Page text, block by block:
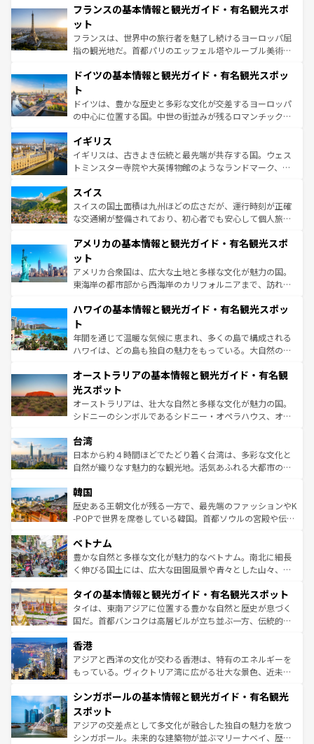
なお、新着のイタリア情報はコンテンツ一覧を参照してほ
しい。
文化が根付くこの国では、情熱的なフラメンコ、熱気あふ
れる闘牛、そして美味しいタパスが生活の一部となってい
る。首都マドリードの洗練された雰囲気や、バルセロナの
アートに溢れた街角から、地方では古代ローマ遺跡や中世
せる。地方によって風土や気候が異なるスペインはその個
ンテンツ一覧 を参照してほしい。
フランスの基本情報と観光ガイド・有名観光スポ
ット
フランスは、世界中の旅行者を魅了し続けるヨーロッパ屈
指の観光地だ。首都パリのエッフェル塔やルーブル美術館
で、幅広い魅力が詰まっている。華麗な宮殿、歴史的な大
聖堂、美しいビーチ、そして豊かな自然が、訪れる者を心
から魅了する。また、フランスは美食の国としても知ら
れ、フランス料理はユネスコ無形文化遺産にも登録されて
香り高いラベンダー畑など、多彩な楽しみ方が可能だ。さ
らに、パリ以外の地域にも魅力が溢れており、どの街角に
も豊かな歴史と文化が息づいている。パリ以外の個性あふ
を参照してほしい。
ドイツの基本情報と観光ガイド・有名観光スポッ
ト
ドイツは、豊かな歴史と多彩な文化が交差するヨーロッパ
の中心に位置する国。中世の街並みが残るロマンチック街
顔を持つこの国は、どこを歩いても飽きることがない。ベ
ルリンの文化的活気、バイエルン州のアルプスの絶景、そ
してライン川沿いのワイン畑といった風景は必見。ビール
は、お酒好きな人にはぜひ体験してほしい。 なお、新着の
ドイツ情報はコンテンツ一覧を参照してほしい。
イギリス
イギリスは、古きよき伝統と最先端が共存する国。ウェス
トミンスター寺院や大英博物館のようなランドマーク、歴
リアごとに異なる魅力がある。また、優雅なアフタヌーン
ティー、ビール好きにはたまらない英国パブ、サッカー観
戦など、本場だからこそできる体験も豊富。イギリスを旅
ンツ一覧を参照してほしい。
スイス
スイスの国土面積は九州ほどの広さだが、運行時刻が正確
な交通網が整備されており、初心者でも安心して個人旅行
の建物がそのまま残る町や、スイスならではのユニークな
博物館もあり、アルプス観光だけでなく町歩きも満喫する
ことができる。国民の所得が高いため物価も高いが、旅行
者向けの交通パス提供のサービスもあり、うまく活用すれ
着のスイス情報はコンテンツ一覧を参照してほしい。
アメリカの基本情報と観光ガイド・有名観光スポ
ット
アメリカ合衆国は、広大な土地と多様な文化が魅力の国。
東海岸の都市部から西海岸のカリフォルニアまで、訪れる
のような巨大都市は、観光、ショッピング、エンターテイ
ンメントが詰まった刺激的なスポットだ。一方、アメリカ
西部には大自然が広がり、グランドキャニオンやイエロー
ストーン国立公園といった絶景が堪能できる。さらに、南
文化が魅力。旅行者はアメリカの各地域で異なる魅力を楽
しみながら、その多様性と豊かな歴史を感じることができ
るだろう。車でのロードトリップや列車の旅も、アメリカ
ならではの贅沢な旅のスタイルだ。 なお、新着のアメリカ
情報は コンテンツ一覧 を参照してほしい。
ハワイの基本情報と観光ガイド・有名観光スポッ
ト
年間を通じて温暖な気候に恵まれ、多くの島で構成される
ハワイは、どの島も独自の魅力をもっている。大自然の神
ワイ島は見逃せない。また、定番の観光地といえばオアフ
島だが、静かな自然を求めるならマウイ島やカウアイ島が
おすすめ。エメラルドグリーンに輝く海をはじめ、豊かな
文化や歴史が息づいている。「アロハスピリット」と呼ば
人々、おいしいローカルフードやハワイアンミュージッ
ク、伝統的なフラダンスなど、すべてがハワイの魅力を彩
っている。訪れるたびに新しい発見と感動が待っているハ
はコンテンツ一覧
オーストラリアの基本情報と観光ガイド・有名観
光スポット
オーストラリアは、壮大な自然と多様な文化が魅力の国。
シドニーのシンボルであるシドニー・オペラハウス、オー
リアリーフや大陸中央部にそびえるウルル（エアーズロッ
ク）、タスマニアの美しい原生林やケアンズの熱帯雨林な
ど、見どころがたくさん。また、カフェやワイン、オージ
いる。アクティビティも充実しており、サーフィンやダイ
ビング、ハイキングなど、アウトドア好きにはたまらな
い。オーストラリアの多彩な魅力を存分に味わいつくそ
参照してほしい。
台湾
日本から約４時間ほどでたどり着く台湾は、多彩な文化と
自然が織りなす魅力的な観光地。活気あふれる大都市の台
ン）、静ひつな山岳地帯である台湾東部など、都市の喧騒
と山間の静けさが共存しており、訪れる人に新しい発見と
驚きをもたらしてくれる。また、奥深い台湾の食文化も魅
容にもいいと評判のスイーツなど、バラエティ豊かな料理
が味わえる。 なお、新着の台湾情報は コンテンツ一覧を参
照してほしい。
韓国
歴史ある王朝文化が残る一方で、最先端のファッションやK
-POPで世界を席巻している韓国。首都ソウルの宮殿や伝統
き、地方に足を延ばせば四季折々の自然美を楽しむことが
できる。そして、キムチや焼肉、絶品のストリートフード
まで、さまざまな韓国料理が待っている。夜には、韓国な
リティに包まれながら、韓国の多彩な魅力を心ゆくまで味
わってみてほしい。 なお、新着の韓国情報はコンテンツ一
覧を参照してほしい。
ベトナム
豊かな自然と多様な文化が魅力的なベトナム。南北に細長
く伸びる国土には、広大な田園風景や青々とした山々、世
急速な発展と共に伝統が息づく。ハノイの古い町並みやホ
ーチミン市のフランス統治時代の建物も、独特の雰囲気を
醸し出している。また、バラエティの豊かさとおいしさで
とつ。フォーやバインミー、ベトナムコーヒーなどは、ぜ
ひ現地で味わいたい。どの地域を訪れてもあたたかい人々
が旅行者を迎えてくれるので、きっと忘れられない旅にな
参照してほしい。
タイの基本情報と観光ガイド・有名観光スポット
タイは、東南アジアに位置する豊かな自然と歴史が息づく
国だ。首都バンコクは高層ビルが立ち並ぶ一方、伝統的な
の活気が交差している。北部ではチェンマイなどの山岳地
帯で自然と触れ合い、南部ではプーケットやクラビの美し
いビーチでリゾート気分を楽しむことができる。タイ料理
激する。気候は一年中温暖で、どの季節にも異なる楽しみ
が待っている。親しみやすいタイの人々、仏教を中心とし
た文化、そして多様な観光資源が、訪れる旅人を魅了し続
ける。 なお、新着のタイ情報はコンテンツ一覧を参照して
香港
アジアと西洋の文化が交わる香港は、特有のエネルギーを
もっている。ヴィクトリア湾に広がる壮大な景色、近未来
み、どこを訪れても感動するはず。観光スポットが密集し
ており、効率よく見どころを回れるのも魅力。息をのむよ
うな絶景から文化的な体験まで、香港を存分に楽しみ尽く
そう。 なお、新着の香港情報はコンテンツ一覧を参照して
シンガポールの基本情報と観光ガイド・有名観光
スポット
アジアの交差点として多文化が融合した独自の魅力を放つ
シンガポール。未来的な建築物が並ぶマリーナベイ、歴史